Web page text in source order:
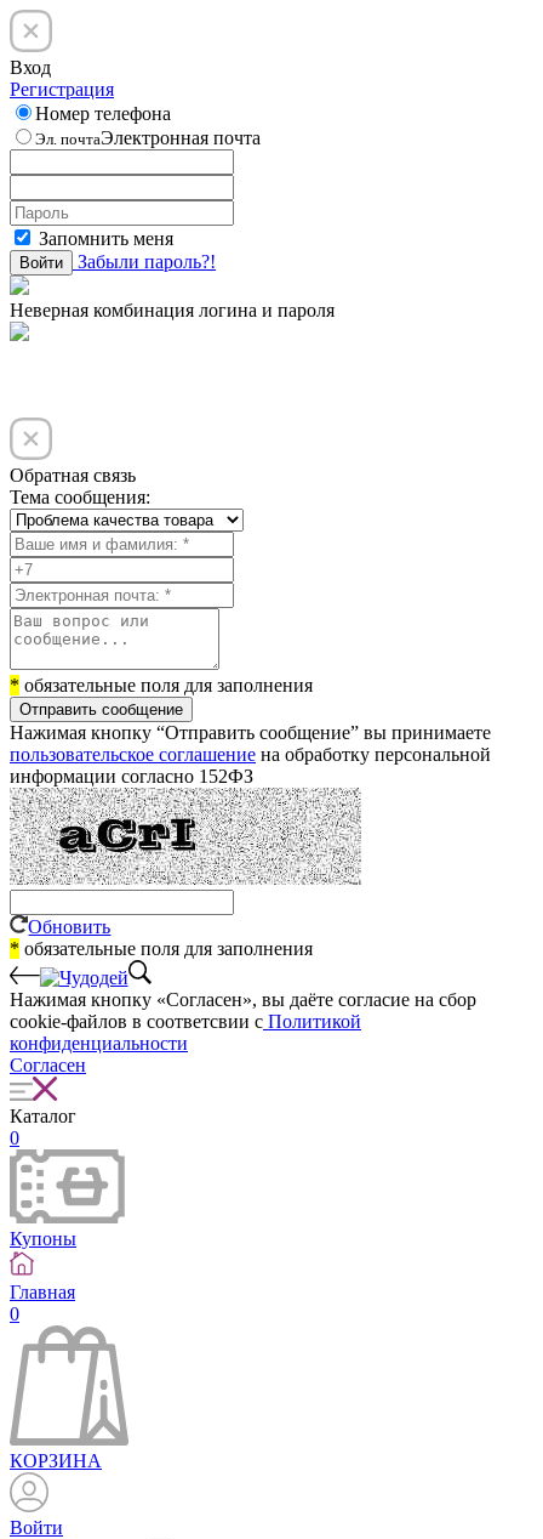
Вход
Регистрация
Номер телефона
Эл. почтаЭлектронная почта
Запомнить меня
Войти Забыли пароль?!
Неверная комбинация логина и пароля
Обратная связь
Тема сообщения:
* обязательные поля для заполнения
Отправить сообщение
Нажимая кнопку “Отправить сообщение” вы принимаете
пользовательское соглашение на обработку персональной
информации согласно 152ФЗ
Обновить
* обязательные поля для заполнения
Нажимая кнопку «Согласен», вы даёте cогласие на сбор
cookie-файлов в соответсвии с Политикой
конфиденциальности
Согласен
Каталог
0
Купоны
Главная
0
КОРЗИНА
Войти